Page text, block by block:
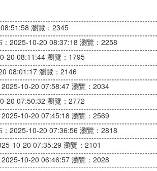
瀏覽：2345
：2025-10-20 08:37:18 瀏覽：2258
20 08:11:44 瀏覽：1795
08:01:17 瀏覽：2146
10-20 07:58:47 瀏覽：2034
20 07:50:32 瀏覽：2772
10-20 07:45:18 瀏覽：2569
：2025-10-20 07:36:56 瀏覽：2818
10-20 07:35:29 瀏覽：2101
10-20 06:46:57 瀏覽：2028